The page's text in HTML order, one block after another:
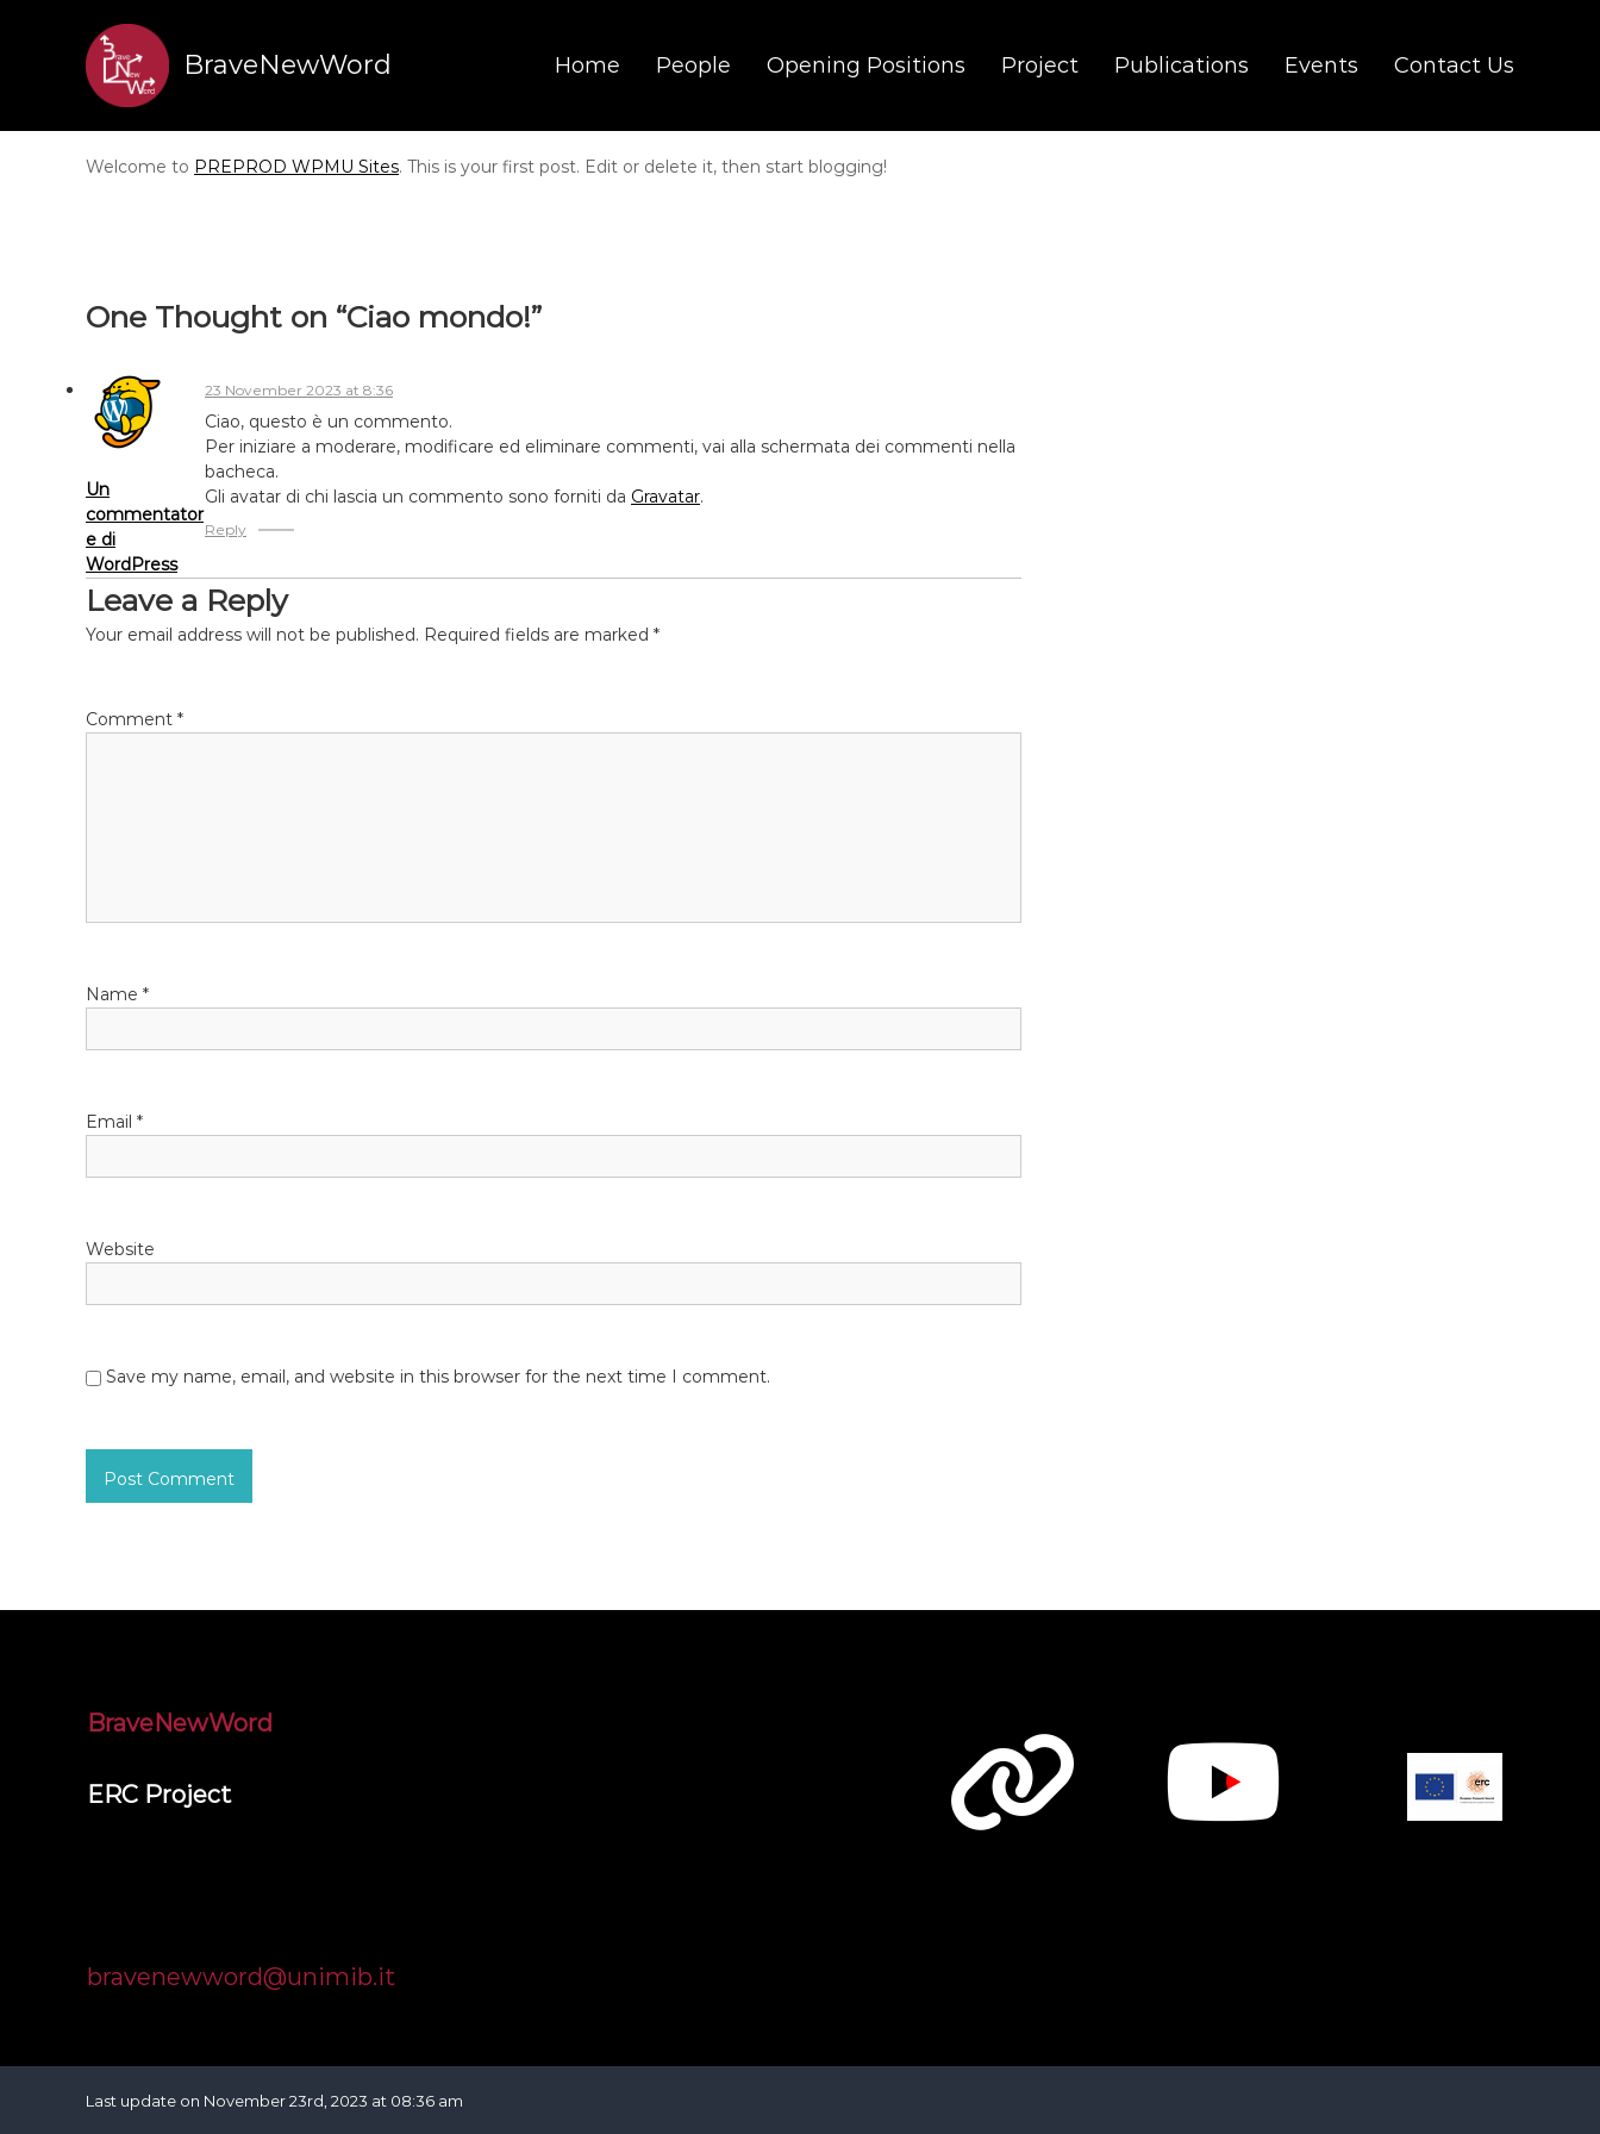
o
BraveNewWord Home People Opening Positions Project Publications Events Contact Us
Welcome to PREPROD WPMU Sites. This is your first post. Edit or delete it, then start blogging!
One Thought on “Ciao mondo!”
Un
commentator
e di
WordPress
23 November 2023 at 8:36
Ciao, questo è un commento.
Per iniziare a moderare, modificare ed eliminare commenti, vai alla schermata dei commenti nella
bacheca.
Gli avatar di chi lascia un commento sono forniti da Gravatar.
Reply
Leave a Reply
Your email address will not be published. Required fields are marked *
Comment *
Name *
Email *
Website
Save my name, email, and website in this browser for the next time I comment.
BraveNewWord
ERC Project
bravenewword@unimib.it
Last update on November 23rd, 2023 at 08:36 am